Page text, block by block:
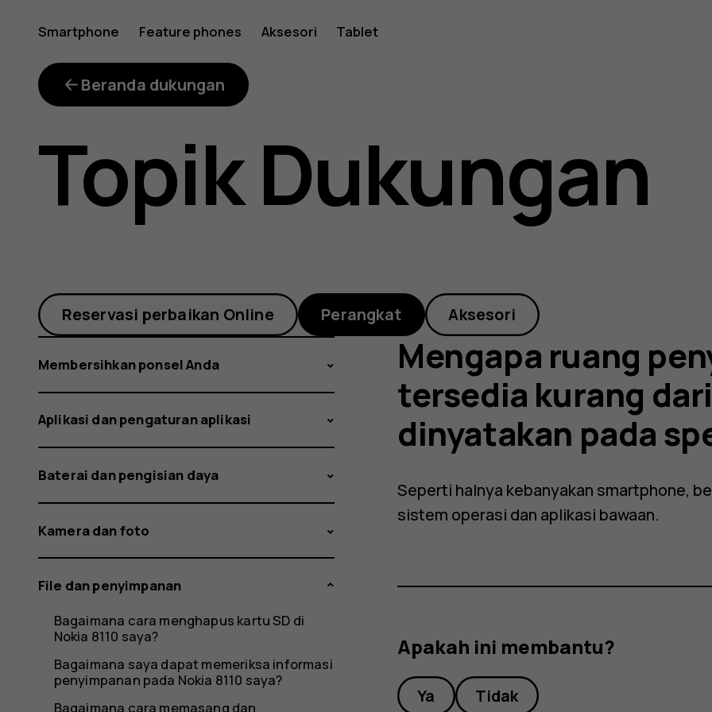
Mengapa
ruang
penyimpanan
yang
tersedia
kurang
dari
jumlah
Smartphone Feature phones Aksesori Tablet
Beranda dukungan
Topik Dukungan
Reservasi perbaikan Online Perangkat Aksesori
Membersihkan ponsel Anda
Aplikasi dan pengaturan aplikasi
Baterai dan pengisian daya
Kamera dan foto
File dan penyimpanan
Bagaimana cara menghapus kartu SD di
Nokia 8110 saya?
Bagaimana saya dapat memeriksa informasi
penyimpanan pada Nokia 8110 saya?
Bagaimana cara memasang dan
Mengapa ruang
tersedia kurang
dinyatakan pada
Seperti halnya kebanyakan smartphone,
sistem operasi dan aplikasi bawaan.
Apakah ini membantu?
Ya Tidak